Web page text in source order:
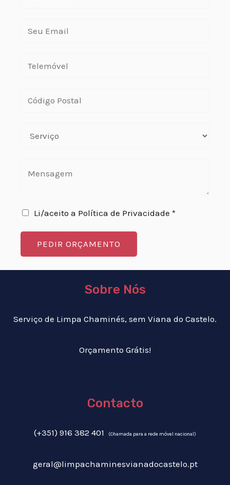
Li/aceito a Política de Privacidade *
PEDIR ORÇAMENTO
Sobre Nós
Serviço de Limpa Chaminés, sem Viana do Castelo.
Orçamento Grátis!
Contacto
(+351) 916 382 401 (Chamada para a rede móvel nacional)
geral@limpachaminesvianadocastelo.pt